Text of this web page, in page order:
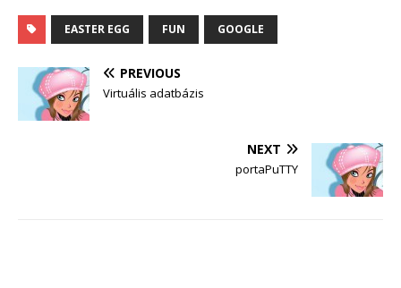
EASTER EGG FUN GOOGLE
PREVIOUS
Virtuális adatbázis
NEXT
portaPuTTY